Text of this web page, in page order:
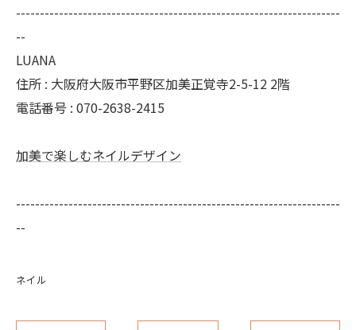
--------------------------------------------------------------------
--
LUANA
住所 : 大阪府大阪市平野区加美正覚寺2-5-12 2階
電話番号 : 070-2638-2415
加美で楽しむネイルデザイン
--------------------------------------------------------------------
--
ネイル